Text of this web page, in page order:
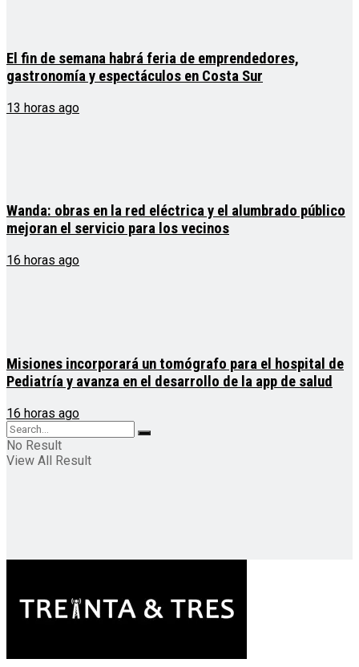
El fin de semana habrá feria de emprendedores,
gastronomía y espectáculos en Costa Sur
13 horas ago
Wanda: obras en la red eléctrica y el alumbrado público
mejoran el servicio para los vecinos
16 horas ago
Misiones incorporará un tomógrafo para el hospital de
Pediatría y avanza en el desarrollo de la app de salud
16 horas ago
No Result
View All Result